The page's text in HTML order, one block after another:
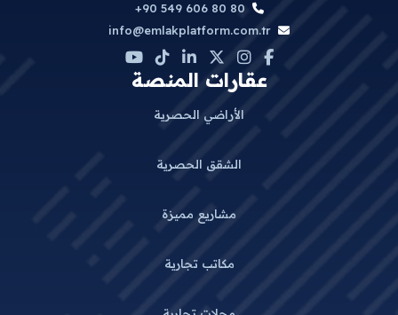
+90 549 606 80 80
info@emlakplatform.com.tr
عقارات المنصة
الأراضي الحصرية
الشقق الحصرية
مشاريع مميزة
مكاتب تجارية